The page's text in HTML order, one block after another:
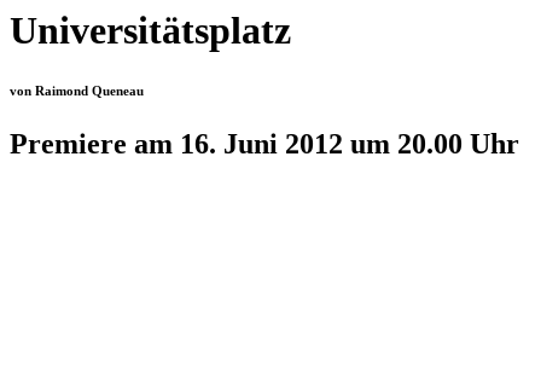
Universitätsplatz
von Raimond Queneau
Premiere am 16. Juni 2012 um 20.00 Uhr